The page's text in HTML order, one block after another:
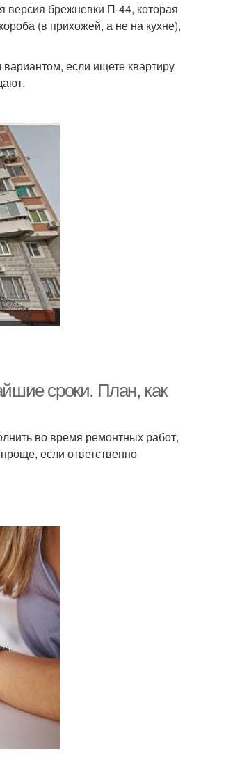
версия брежневки П-44, которая
(в прихожей, а не на кухне),
если ищете квартиру
сроки. План, как
во время ремонтных работ,
если ответственно